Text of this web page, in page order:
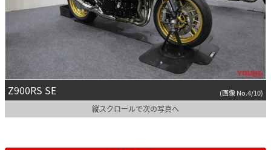
Z900RS SE (画像 No.4/10)
縦スクロールで次の写真へ